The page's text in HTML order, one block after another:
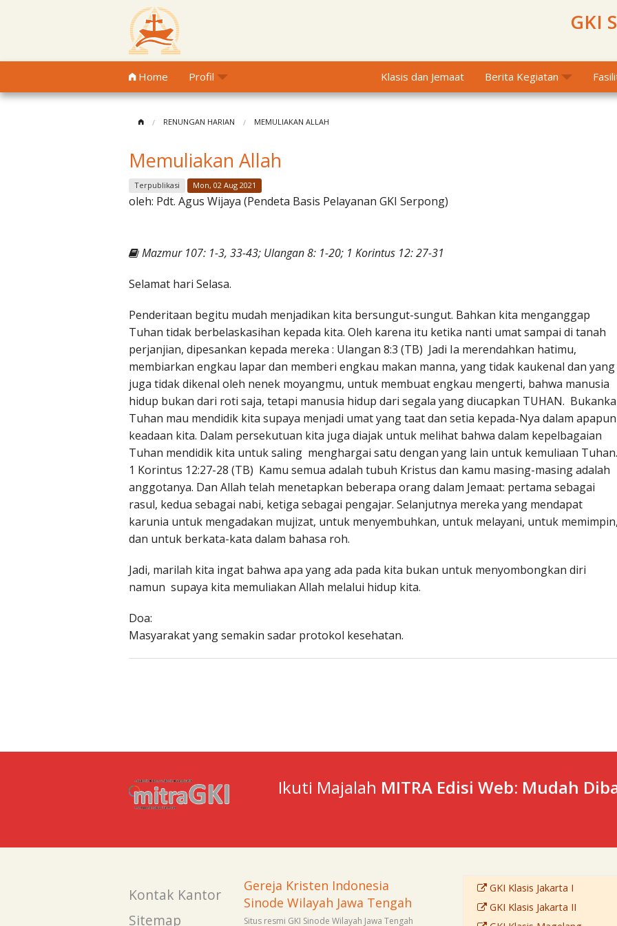
GKI
Home Profil Klasis dan Jemaat Berita Kegiatan
RENUNGAN HARIAN MEMULIAKAN ALLAH
Memuliakan Allah
Terpublikasi Mon, 02 Aug 2021
oleh: Pdt. Agus Wijaya (Pendeta Basis Pelayanan GKI Serpong)
Mazmur 107: 1-3, 33-43; Ulangan 8: 1-20; 1 Korintus 12: 27-31
Selamat hari Selasa.
Penderitaan begitu mudah menjadikan kita bersungut-sungut. Bahkan kita menganggap
Tuhan tidak berbelaskasihan kepada kita. Oleh karena itu ketika nanti umat sampai di tanah
perjanjian, dipesankan kepada mereka : Ulangan 8:3 (TB) Jadi Ia merendahkan hatimu,
membiarkan engkau lapar dan memberi engkau makan manna, yang tidak kaukenal dan yang
juga tidak dikenal oleh nenek moyangmu, untuk membuat engkau mengerti, bahwa manusia
hidup bukan dari roti saja, tetapi manusia hidup dari segala yang diucapkan TUHAN.
Tuhan mau mendidik kita supaya menjadi umat yang taat dan setia kepada-Nya dalam apapun
keadaan kita. Dalam persekutuan kita juga diajak untuk melihat bahwa dalam kepelbagaian
Tuhan mendidik kita untuk saling menghargai satu dengan yang lain untuk kemuliaan Tuhan.
1 Korintus 12:27-28 (TB) Kamu semua adalah tubuh Kristus dan kamu masing-masing adalah
anggotanya. Dan Allah telah menetapkan beberapa orang dalam Jemaat: pertama sebagai
rasul, kedua sebagai nabi, ketiga sebagai pengajar. Selanjutnya mereka yang mendapat
karunia untuk mengadakan mujizat, untuk menyembuhkan, untuk melayani, untuk memimpin,
dan untuk berkata-kata dalam bahasa roh.
Jadi, marilah kita ingat bahwa apa yang ada pada kita bukan untuk menyombongkan diri
namun supaya kita memuliakan Allah melalui hidup kita.
Doa:
Masyarakat yang semakin sadar protokol kesehatan.
Ikuti Majalah MITRA Edisi Web: Mudah
Kontak Kantor
Sitemap
Gereja Kristen Indonesia
Sinode Wilayah Jawa Tengah
Situs resmi GKI Sinode Wilayah Jawa Tengah
GKI Klasis Jakarta I
GKI Klasis Jakarta II